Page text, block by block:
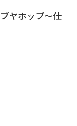
ヤホップ～仕